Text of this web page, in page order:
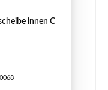
innen C